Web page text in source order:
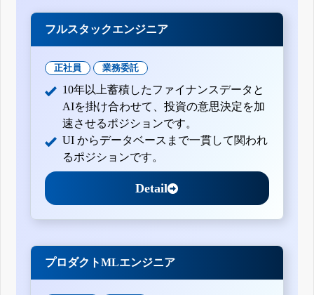
フルスタックエンジニア
正社員 業務委託
10年以上蓄積したファイナンスデータと
AIを掛け合わせて、投資の意思決定を加
速させるポジションです。
UI からデータベースまで一貫して関われ
るポジションです。
Detail
プロダクトMLエンジニア